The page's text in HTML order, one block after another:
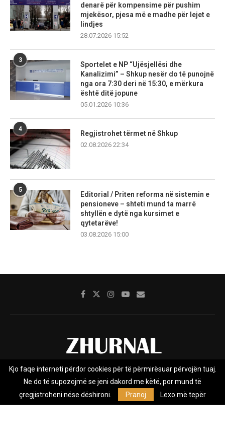
denarë për kompensime për pushim
mjekësor, pjesa më e madhe për lejet e
lindjes
28.07.2026 15:52
3
Sportelet e NP “Ujësjellësi dhe
Kanalizimi” – Shkup nesër do të punojnë
nga ora 7:30 deri në 15:30, e mërkura
është ditë jopune
05.01.2026 10:36
4
Regjistrohet tërmet në Shkup
02.08.2026 22:34
5
Editorial / Priten reforma në sistemin e
pensioneve – shteti mund ta marrë
shtyllën e dytë nga kursimet e
qytetarëve!
03.08.2026 15:00
Rreth nesh Impresumi Marketing
Privacy Policy
Zhurnal.mk është Agjenci e Lajmeve e pavarur, e themeluar në vitin
Kjo faqe interneti përdor cookies për të përmirësuar përvojën tuaj.
Ne do të supozojmë se jeni dakord me këtë, por mund të
çregjistroheni nëse dëshironi.
Pranoj Lexo më tepër